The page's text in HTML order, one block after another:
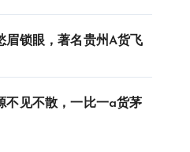
眉锁眼，著名贵州A货飞
不见不散，一比一a货茅